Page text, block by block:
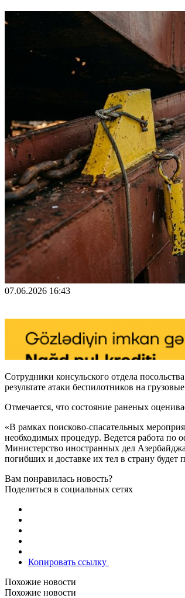
07.06.2026 16:43
Сотрудники консульского отдела
результате атаки беспилотников на
Отмечается, что состояние раненых
«В рамках поисково-спасательных
необходимых процедур. Ведется работа по
Министерство иностранных дел
погибших и доставке их тел в страну будет
Вам понравилась новость?
Поделиться в социальных сетях
Копировать ссылку
Похожие новости
Похожие новости